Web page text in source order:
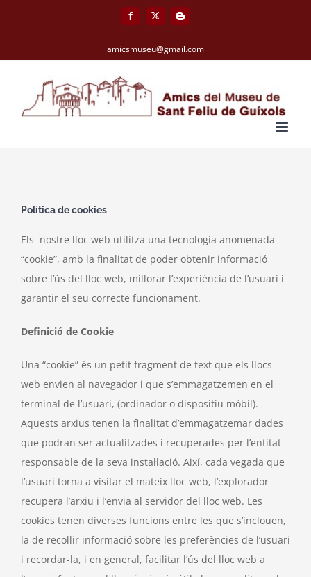
Facebook
X Blogger
amicsmuseu@gmail.com
Política de cookies
Els nostre lloc web utilitza una tecnologia anomenada
“cookie”, amb la finalitat de poder obtenir informació
sobre l’ús del lloc web, millorar l’experiència de l’usuari i
garantir el seu correcte funcionament.
Definició de Cookie
Una “cookie” és un petit fragment de text que els llocs
web envien al navegador i que s’emmagatzemen en el
terminal de l’usuari, (ordinador o dispositiu mòbil).
Aquests arxius tenen la finalitat d’emmagatzemar dades
que podran ser actualitzades i recuperades per l’entitat
responsable de la seva instal·lació. Així, cada vegada que
l’usuari torna a visitar el mateix lloc web, l’explorador
recupera l’arxiu i l’envia al servidor del lloc web. Les
cookies tenen diverses funcions entre les que s’inclouen,
la de recollir informació sobre les preferències de l’usuari
i recordar-la, i en general, facilitar l’ús del lloc web a